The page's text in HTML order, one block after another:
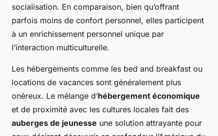
socialisation. En comparaison, bien qu’offrant
parfois moins de confort personnel, elles participent
à un enrichissement personnel unique par
l’interaction multiculturelle.
Les hébergements comme les bed and breakfast ou
locations de vacances sont généralement plus
onéreux. Le mélange d’hébergement économique
et de proximité avec les cultures locales fait des
auberges de jeunesse une solution attrayante pour